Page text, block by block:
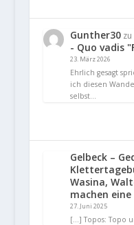
Gunther30zu
- Quo vadis
23. März 2026
Ehrlich gesagt
ich diesen
selbst…
Gelbeck –
Wasina,
machen
27. Juni 2025
[…] Topos: Topo